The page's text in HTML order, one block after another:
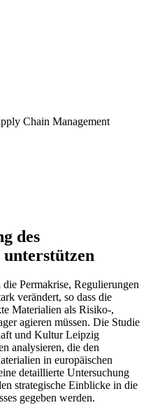
Chain Management
des
unterstützen
Permakrise, Regulierungen
verändert, so dass die
Materialien als Risiko-,
agieren müssen. Die Studie
und Kultur Leipzig
analysieren, die den
in europäischen
detaillierte Untersuchung
strategische Einblicke in die
gegeben werden.